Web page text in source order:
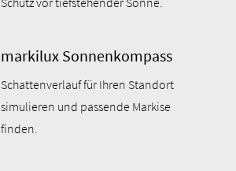
markilux Sonnenkompass
Schattenverlauf für Ihren Standort
simulieren und passende Markise
finden.